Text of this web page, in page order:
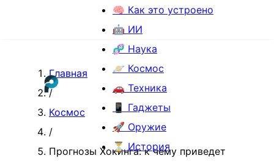
🧠 Как это устроено
🤖 ИИ
🧬 Наука
🪐 Космос
🚗 Техника
📱 Гаджеты
🚀 Оружие
⏳ История
Главная
/
Космос
/
Прогнозы Хокинга: к чему приведет